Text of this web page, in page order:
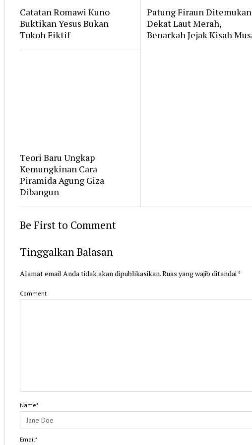
Catatan Romawi Kuno
Buktikan Yesus Bukan
Tokoh Fiktif
Patung Firaun Ditemukan
Dekat Laut Merah,
Benarkah Jejak Kisah
Teori Baru Ungkap
Kemungkinan Cara
Piramida Agung Giza
Dibangun
Be First to Comment
Tinggalkan Balasan
Alamat email Anda tidak akan dipublikasikan.Ruas yang wajib ditandai*
Comment
Name*
Email*